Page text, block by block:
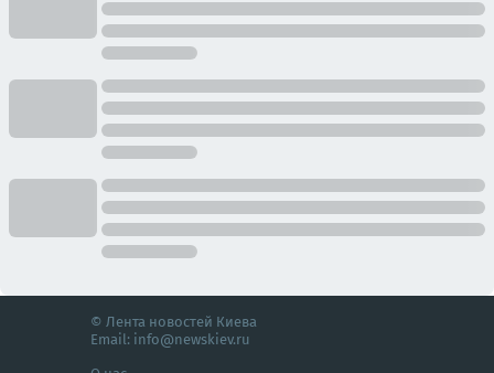
© Лента новостей Киева
Email: info@newskiev.ru